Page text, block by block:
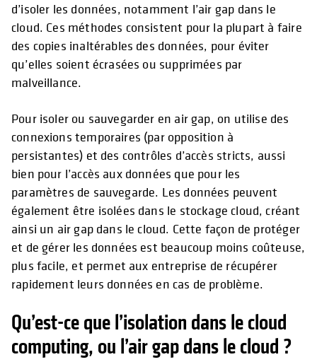
d’isoler les données, notamment l’air gap dans le
cloud. Ces méthodes consistent pour la plupart à faire
des copies inaltérables des données, pour éviter
qu’elles soient écrasées ou supprimées par
malveillance.
Pour isoler ou sauvegarder en air gap, on utilise des
connexions temporaires (par opposition à
persistantes) et des contrôles d’accès stricts, aussi
bien pour l’accès aux données que pour les
paramètres de sauvegarde. Les données peuvent
également être isolées dans le stockage cloud, créant
ainsi un air gap dans le cloud. Cette façon de protéger
et de gérer les données est beaucoup moins coûteuse,
plus facile, et permet aux entreprise de récupérer
rapidement leurs données en cas de problème.
Qu’est-ce que l’isolation dans le cloud
computing, ou l’air gap dans le cloud ?